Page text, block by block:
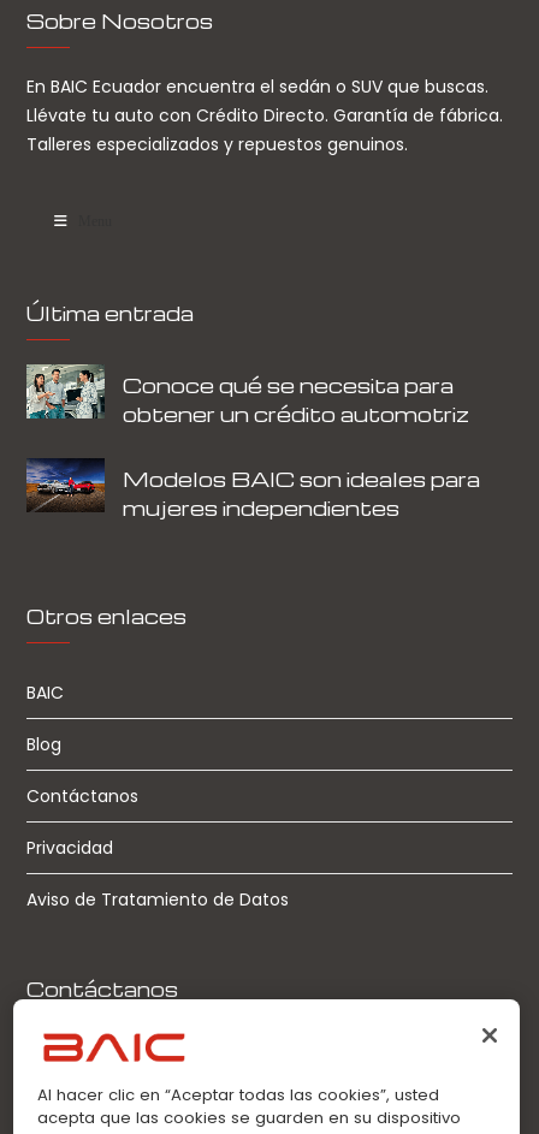
Sobre Nosotros
En BAIC Ecuador encuentra el sedán o SUV que buscas.
Llévate tu auto con Crédito Directo. Garantía de fábrica.
Talleres especializados y repuestos genuinos.
Última entrada
Conoce qué se necesita para
obtener un crédito automotriz
Modelos BAIC son ideales para
mujeres independientes
Otros enlaces
BAIC
Blog
Contáctanos
Privacidad
Aviso de Tratamiento de Datos
Contáctanos
Llamadas:
0963360021
WhatsApp:
Al hacer clic en “Aceptar todas las cookies”, usted
acepta que las cookies se guarden en su dispositivo